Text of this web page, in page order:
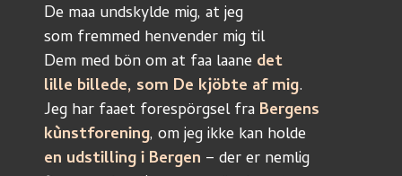
De maa undskylde mig, at jeg
som fremmed henvender mig til
Dem med bön om at faa laane det
lille billede, som De kjöbte af mig.
Jeg har faaet forespörgsel fra Bergens
kùnstforening, om jeg ikke kan holde
en udstilling i Bergen – der er nemlig